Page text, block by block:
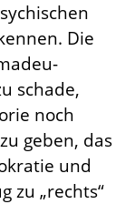
Die
schade,
noch
geben, das
und
zu „rechts“